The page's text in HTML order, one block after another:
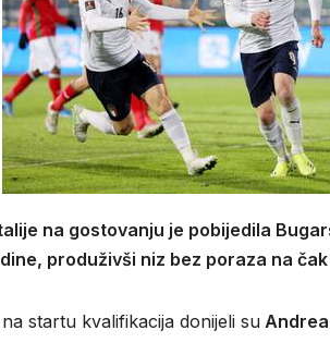
na gostovanju je pobijedila
produživši niz bez poraza na
startu kvalifikacija donijeli su